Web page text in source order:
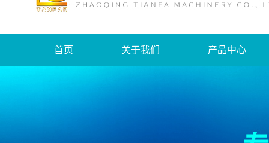
首页 关于我们 产品中心